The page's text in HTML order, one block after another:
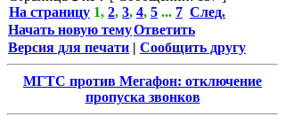
На страницу 1, 2, 3, 4, 5 ... 7 След.
Начать новую темуОтветить
Версия для печати | Сообщить другу
МГТС против Мегафон: отключение
пропуска звонков